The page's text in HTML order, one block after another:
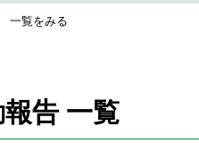
一覧をみる
告 一覧